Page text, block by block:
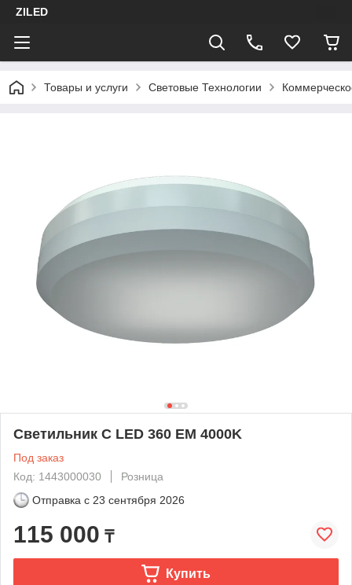
ZILED
Товары и услуги Световые Технологии
Светильник C LED 360 EM 4000K
Под заказ
Код: 1443000030
Розница
Отправка с 23 сентября 2026
115 000 ₸
Купить